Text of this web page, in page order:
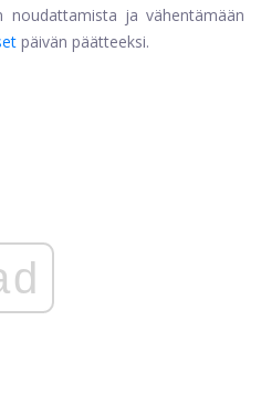
noudattamista ja vähentämään
päivän päätteeksi.